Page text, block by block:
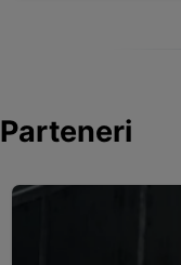
Parteneri